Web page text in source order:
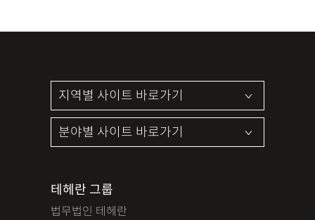
테헤란 그룹
법무법인 테헤란